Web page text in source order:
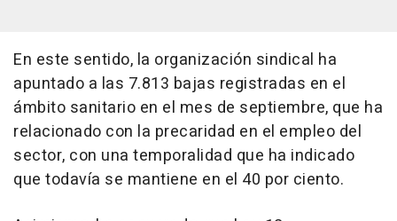
En este sentido, la organización sindical ha
apuntado a las 7.813 bajas registradas en el
ámbito sanitario en el mes de septiembre, que ha
relacionado con la precaridad en el empleo del
sector, con una temporalidad que ha indicado
que todavía se mantiene en el 40 por ciento.